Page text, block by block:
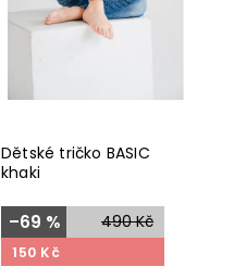
Dětské tričko BASIC
khaki
490 Kč
–69 %
150 Kč